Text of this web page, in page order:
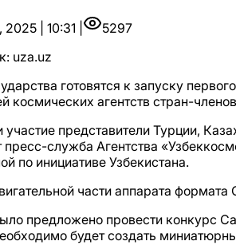
| 10:31 |
5297
: uza.uz
готовятся к запуску
космических агентств стран-
участие представители Турции,
пресс-служба Агентства
по инициативе Узбекистана.
части аппарата
предложено провести конкурс
будет создать